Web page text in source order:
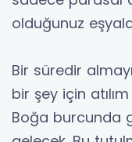
olduğunuz
Bir süredir
bir şey için
Boğa burcunda